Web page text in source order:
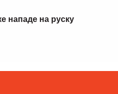
нападе на руску